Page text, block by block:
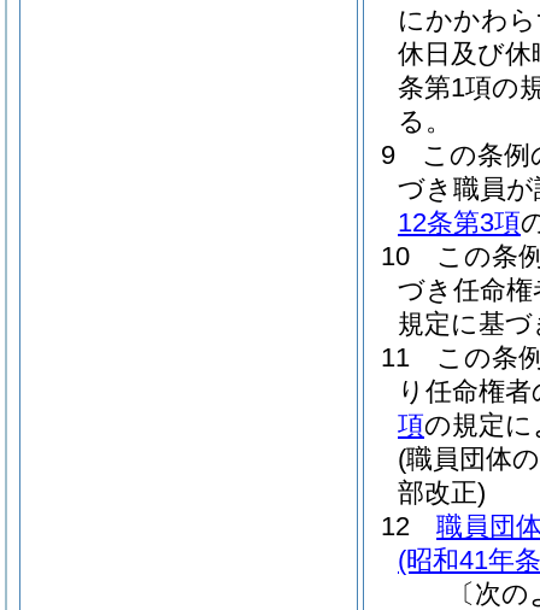
にかかわ
休日及び
条第1項の
る。
9
この条例
づき職員
12条第3項
10
この条
づき任命
規定に基
11
この条
り任命権
項の規定
(職員団体
部改正)
12
職員団
(昭和41年
〔次